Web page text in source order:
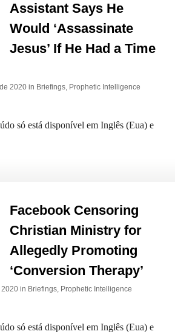
Assistant Says He
Would ‘Assassinate
Jesus’ If He Had a Time
2020 in Briefings, Prophetic Intelligence
só está disponível em Inglês (Eua) e
Facebook Censoring
Christian Ministry for
Allegedly Promoting
‘Conversion Therapy’
in Briefings, Prophetic Intelligence
só está disponível em Inglês (Eua) e